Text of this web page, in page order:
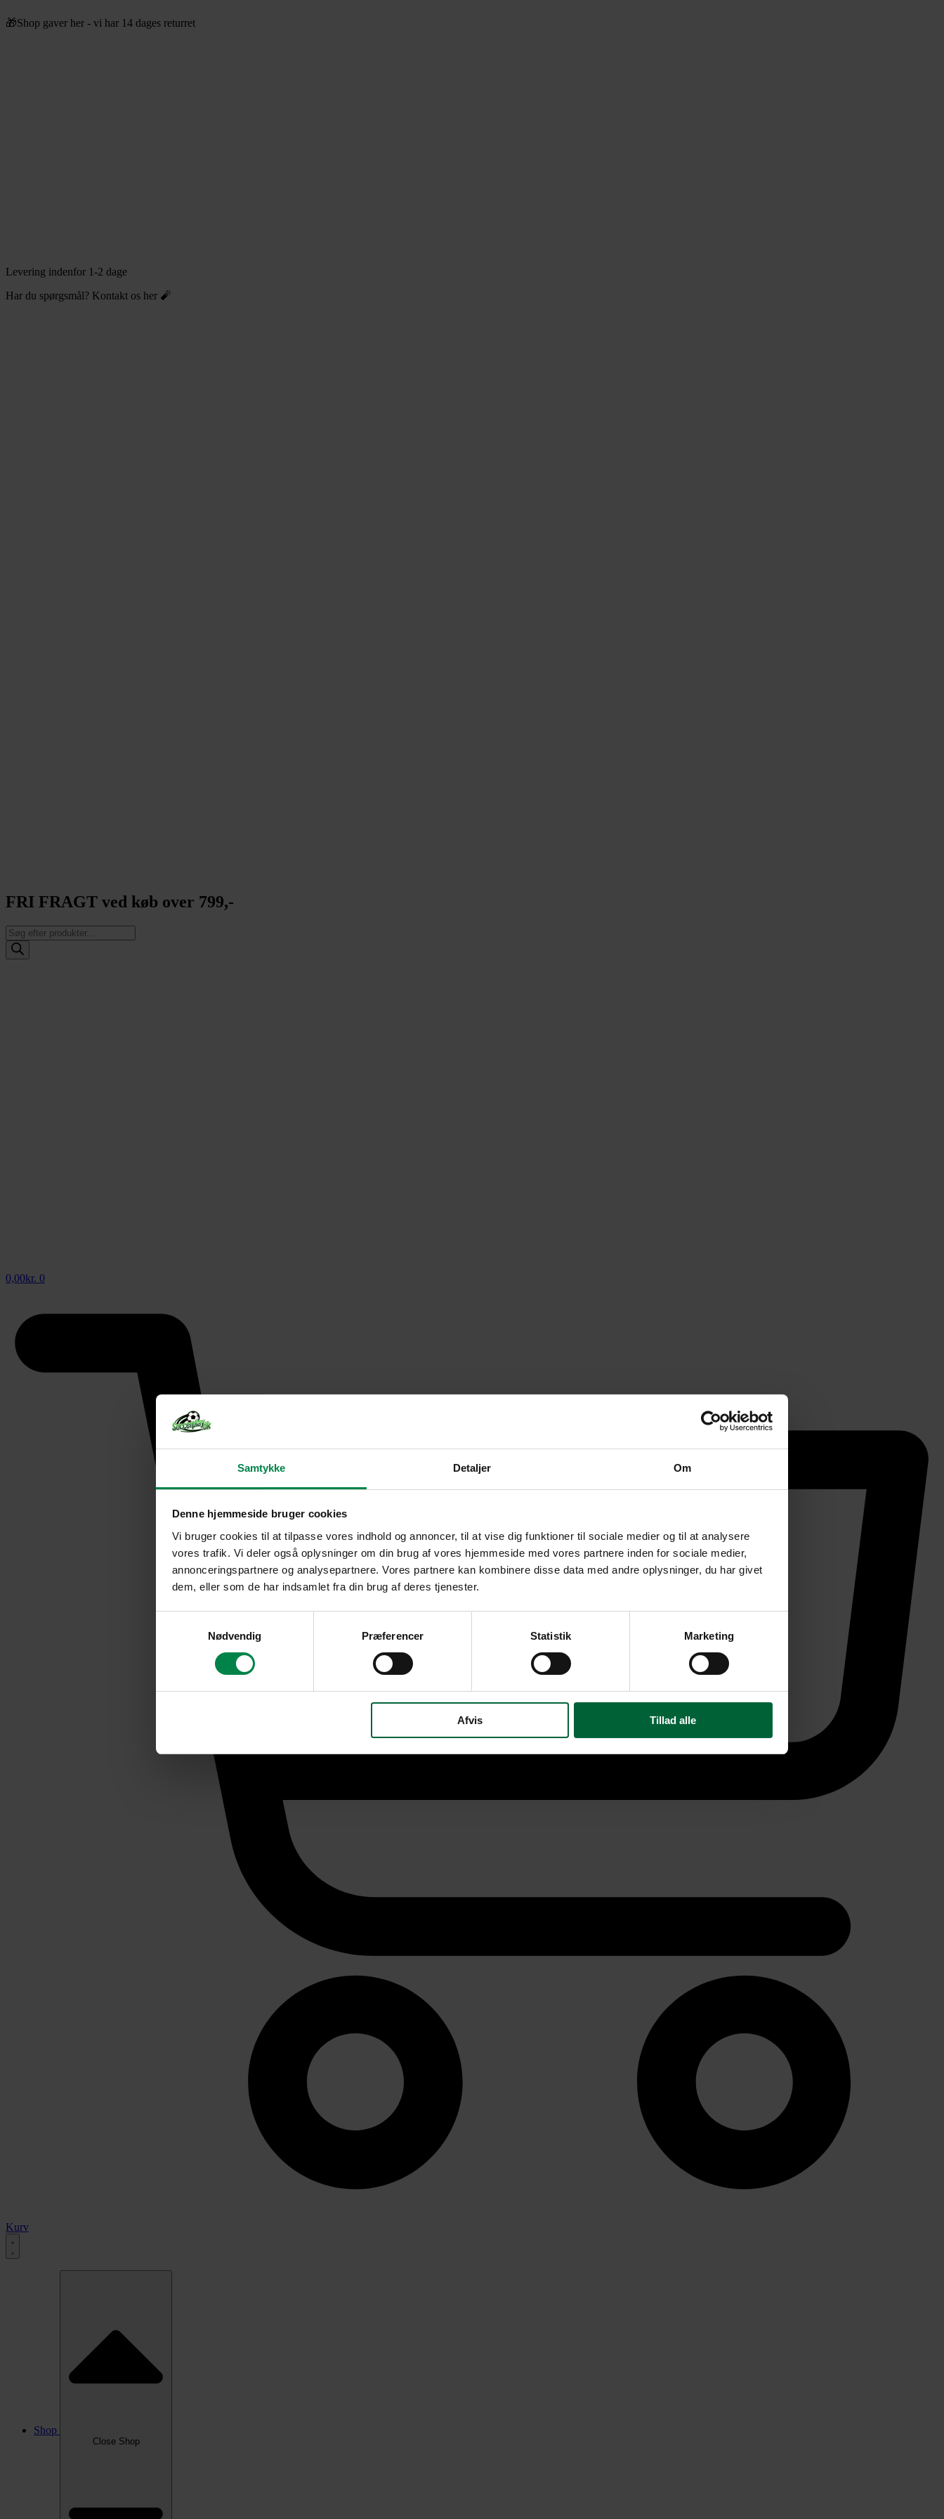
Samtykke Detaljer Om
Denne hjemmeside bruger cookies
Vi bruger cookies til at tilpasse vores indhold og annoncer, til at vise dig funktioner til sociale medier og til at analysere
vores trafik. Vi deler også oplysninger om din brug af vores hjemmeside med vores partnere inden for sociale medier,
annonceringspartnere og analysepartnere. Vores partnere kan kombinere disse data med andre oplysninger, du har givet
dem, eller som de har indsamlet fra din brug af deres tjenester.
Nødvendig
Præferencer Statistik Marketing
Afvis Tillad alle
til
🎁Shop gaver her - vi har 14 dages returret
Levering indenfor 1-2 dage
Har du spørgsmål? Kontakt os her 🧨
FRI FRAGT ved køb over 799,-
Products
search
0,00kr. 0
Kurv
Shop
Close Shop